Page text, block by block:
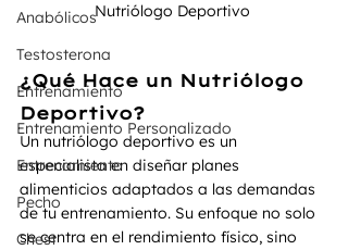
Anabólicos
Testosterona
Entrenamiento
Entrenamiento Personalizado
Entrenamiento
Pecho
Chest
Nutriólogo Deportivo
¿Qué Hace un Nutriólogo
Deportivo?
Un nutriólogo deportivo es un
especialista en diseñar planes
alimenticios adaptados a las demandas
de tu entrenamiento. Su enfoque no solo
se centra en el rendimiento físico, sino